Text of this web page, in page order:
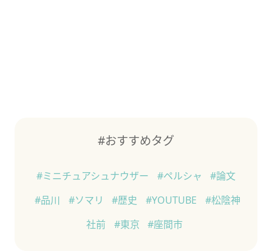
#おすすめタグ
#ミニチュアシュナウザー #ペルシャ
#論文
#品川
#ソマリ #歴史 #YOUTUBE
#松陰神
社前
#東京 #座間市